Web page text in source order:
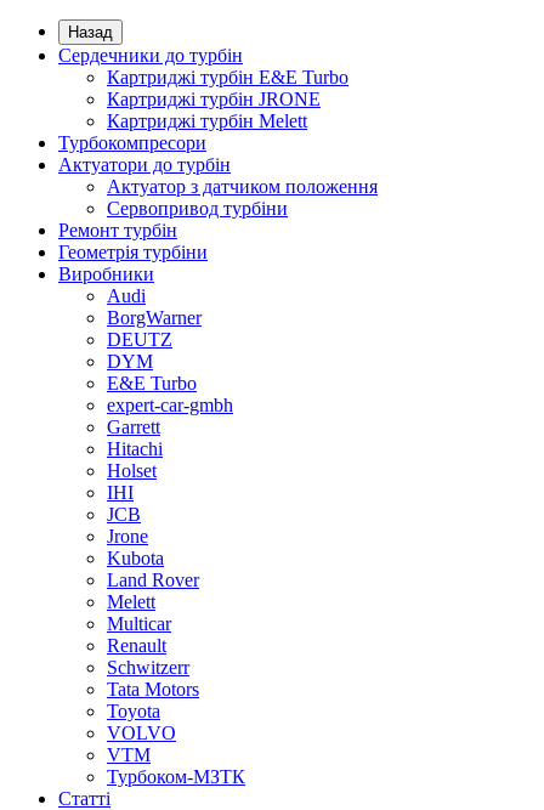
Назад
Сердечники до турбін
Картриджі турбін E&E Turbo
Картриджі турбін JRONE
Картриджі турбін Melett
Турбокомпресори
Актуатори до турбін
Актуатор з датчиком положення
Сервопривод турбіни
Ремонт турбін
Геометрія турбіни
Виробники
Audi
BorgWarner
DEUTZ
DYM
E&E Turbo
expert-car-gmbh
Garrett
Hitachi
Holset
IHI
JCB
Jrone
Kubota
Land Rover
Melett
Multicar
Renault
Schwitzerr
Tata Motors
Toyota
VOLVO
VTM
Турбоком-МЗТК
Статті